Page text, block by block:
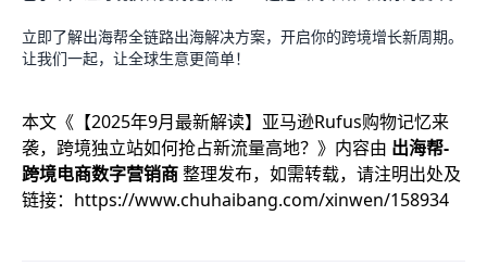
立即了解出海帮全链路出海解决方案，开启你的跨境增长新周期。
让我们一起，让全球生意更简单！
本文《 【2025年9月最新解读】亚马逊Rufus购物记忆来
袭，跨境独立站如何抢占新流量高地？ 》内容由 出海帮-
跨境电商数字营销商整理发布，如需转载，请注明出处及
链接： https://www.chuhaibang.com/xinwen/158934